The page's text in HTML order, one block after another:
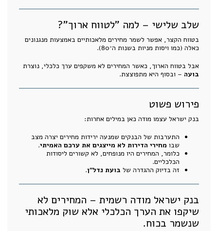
שלב שלישי – למה "לטווח ארוך"?
בטווח הקצר, אפשר לשמר מחירים מלאכותיים באמצעות מנגנונים
כאלה (כמו ויסות מניות בשנות ה־80).
אבל בטווח הארוך, כאשר המחירים לא משקפים ערך כלכלי, נוצרת
בועה – ובסוף היא מתפוצצת.
פירוש פשוט
בנק ישראל עצמו מודה כאן במילים אחרות:
התערבות של הבנקים שמנעה ירידות מחירים יצרה מצב
שבו מחירי הדירות לא מייצגים את ערכם האמיתי.
כלומר, המחירים היו מנופחים, לא קשורים ליסודות
הכלכליים.
זה בדיוק ההגדרה של בועת נדל"ן.
בנק ישראל מודה רשמית – המחירים לא
שיקפו את הערך הכלכלי אלא שוק מלאכותי
שנשמר בכוח.